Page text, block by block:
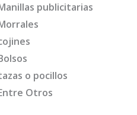
publicitarias
o pocillos
Otros